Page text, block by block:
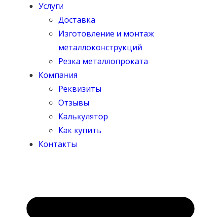
Услуги
Доставка
Изготовление и монтаж
металлоконструкций
Резка металлопроката
Компания
Реквизиты
Отзывы
Калькулятор
Как купить
Контакты